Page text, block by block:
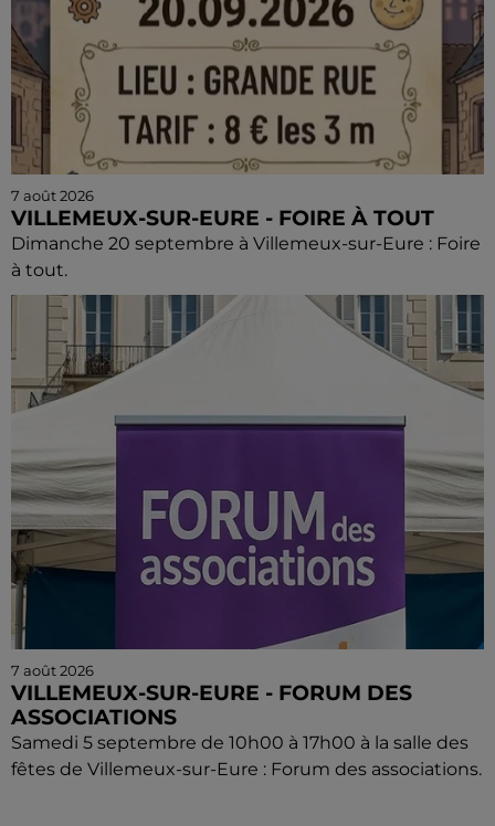
7 août 2026
VILLEMEUX-SUR-EURE - FOIRE À TOUT
Dimanche 20 septembre à Villemeux-sur-Eure : Foire
à tout.
7 août 2026
VILLEMEUX-SUR-EURE - FORUM DES
ASSOCIATIONS
Samedi 5 septembre de 10h00 à 17h00 à la salle des
fêtes de Villemeux-sur-Eure : Forum des associations.